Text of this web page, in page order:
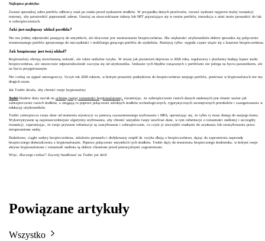
Najlepsza praktyka:
Zawsze sprawdzaj adres portfela odbiorcy znak po znaku przed wysłaniem środków. W przypadku dużych przelewów, rozważ wysłanie najpierw małej transakcji
testowej, aby potwierdzić poprawność adresu. Uważaj na nieoczekiwane tokeny lub NFT pojawiające się w twoim portfelu; interakcja z nimi może prowadzić do luk
w zabezpieczeniach.
Jaki jest najlepszy układ portfela?
Nie ma jednej odpowiedzi pasującej do wszystkich, ale kluczowe jest warstwowanie bezpieczeństwa. Dla większości użytkowników dobrze sprawdza się połączenie
renomowanego portfela sprzętowego do oszczędności i mobilnego gorącego portfela do wydatków. Pamiętaj tylko: wygoda często wiąże się z kosztem bezpieczeństwa.
Jak bezpieczny jest twój układ?
Kryptowaluty oferują niezrównaną wolność, ale także unikalne ryzyka. W miarę jak przestrzeń dojrzewa w 2026 roku, regulatorzy i platformy budują lepsze siatki
bezpieczeństwa, ale ostatecznie odpowiedzialność zaczyna się od użytkownika. Unikanie tych błędów związanych z portfelami nie polega na byciu paranoikiem, ale
na byciu przygotowanym.
Nie czekaj na sygnał ostrzegawczy. Uczyń rok 2026 rokiem, w którym poważnie podejdziesz do bezpieczeństwa swojego portfela, ponieważ w kryptowalutach nie ma
drugich szans.
Jak Toobit działa, aby chronić twoje kryptowaluty
Toobitkładzie duży nacisk na ochronę twojej tożsamości kryptowalutowej,
rozumiejąc, że zabezpieczenie twoich danych osobowych jest równie ważne jak
zabezpieczenie twoich środków, a osiągają to poprzez połączenie solidnych środków technologicznych, rygorystycznych wewnętrznych protokołów i zaangażowania w
edukację użytkowników.
Toobit zabezpiecza twoje dane od momentu rejestracji za pomocą zaawansowanego szyfrowania i MFA, upewniając się, że tylko ty masz dostęp do swojego konta.
Wykorzystywane są najnowocześniejsze algorytmy szyfrowania, aby chronić wszystkie twoje wrażliwe dane, w tym informacje o tożsamości osobistej i szczegóły
transakcji, zapewniając, że twoje prywatne informacje są zaszyfrowane i zabezpieczone, co czyni je niezwykle trudnymi do uzyskania lub rozszyfrowania przez
nieuprawnione osoby.
Dodatkowo, ciągłe audyty bezpieczeństwa, szkolenia personelu i dedykowany zespół ds. ryzyka dbają o bezpieczeństwo, dążąc do zapewnienia naprawdę
bezpiecznego doświadczenia z kryptowalutami. Poprzez połączenie wszystkich tych środków, Toobit dąży do stworzenia bezpiecznego środowiska, w którym twoje
aktywa kryptowalutowe i tożsamość osobista są dobrze chronione przed potencjalnymi zagrożeniami.
Więc, dlaczego czekać? Zacznij handlować na Toobit już dziś!
Powiązane artykuły
Wszystko